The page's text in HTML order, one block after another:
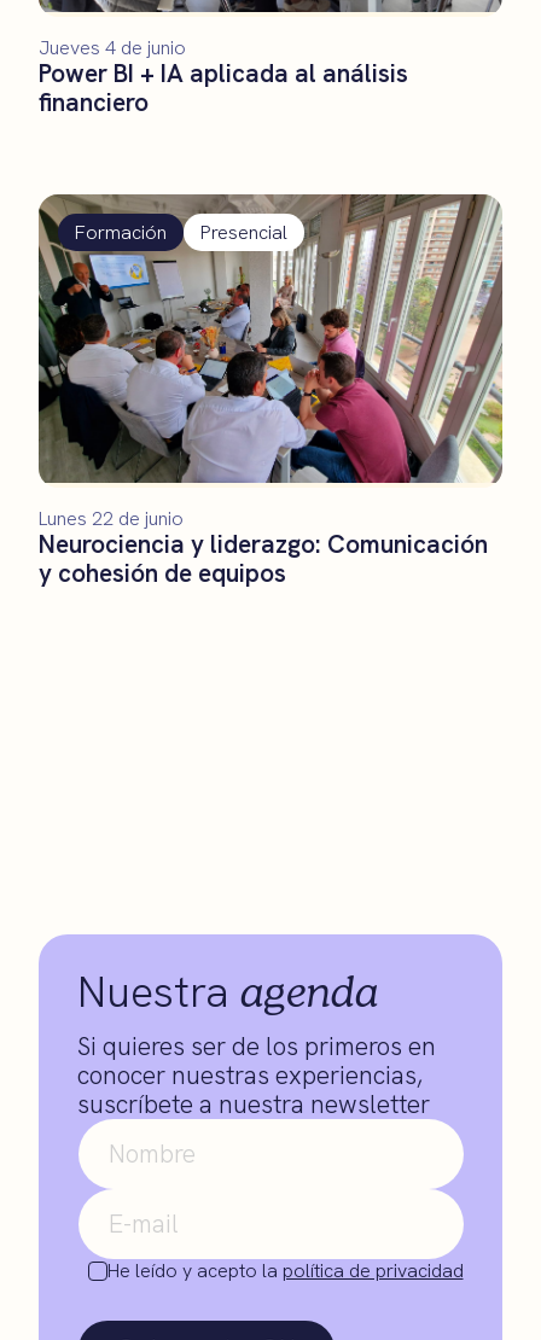
Power BI + IA aplicada al análisis
financiero
Jueves 4 de junio
Formación Presencial
Neurociencia y liderazgo: Comunicación
y cohesión de equipos
Lunes 22 de junio
Nuestra agenda
Si quieres ser de los primeros en
conocer nuestras experiencias,
suscríbete a nuestra newsletter
He leído y acepto la política de privacidad